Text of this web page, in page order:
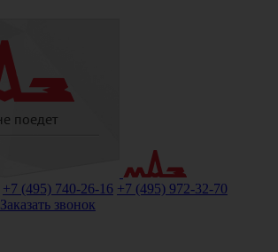
+7 (495) 740-26-16 +7 (495) 972-32-70
Заказать звонок